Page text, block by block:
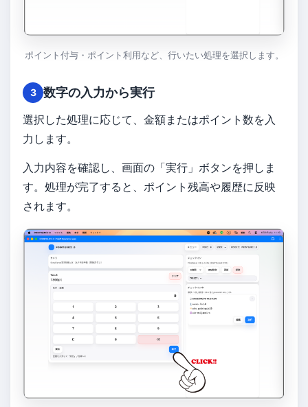
ポイント付与・ポイント利用など、行いたい処理を選択します。
3 数字の入力から実行
選択した処理に応じて、金額またはポイント数を入
力します。
入力内容を確認し、画面の「実行」ボタンを押しま
す。処理が完了すると、ポイント残高や履歴に反映
されます。